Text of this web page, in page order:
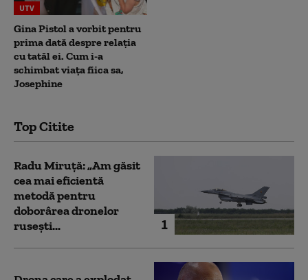
UTV
Gina Pistol a vorbit pentru
prima dată despre relația
cu tatăl ei. Cum i-a
schimbat viața fiica sa,
Josephine
Top Citite
1
Radu Miruță: „Am găsit
cea mai eficientă
metodă pentru
doborârea dronelor
rusești...